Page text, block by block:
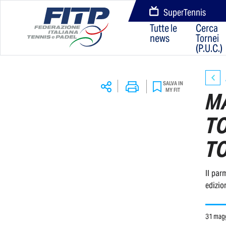
SuperTennis
Tutte le
news
Cerca
Tornei
(P.U.C.)
SALVA IN
MY FIT
Il
31